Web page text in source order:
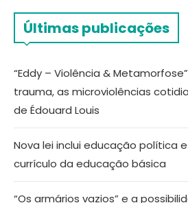
Últimas publicações
“Eddy – Violência &
trauma, as microviolências
de Édouard Louis
Nova lei inclui educação política
currículo da educação básica
“Os armários vazios” e a